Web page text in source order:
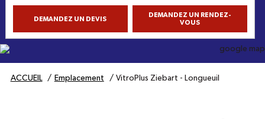
DEMANDEZ UN DEVIS
DEMANDEZ UN RENDEZ-
VOUS
ACCUEIL
Emplacement VitroPlus Ziebart - Longueuil